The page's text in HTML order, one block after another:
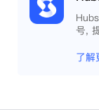
号,
工作
了解